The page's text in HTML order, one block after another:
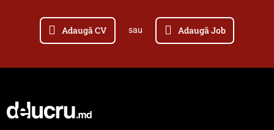
Adaugă CV sau Adaugă Job